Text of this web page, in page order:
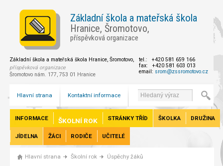
Základní škola a mateřská škola
Hranice, Šromotovo,
příspěvková organizace
Základní škola a mateřská škola Hranice, Šromotovo,
příspěvková organizace
Šromotovo nám. 177, 753 01 Hranice
tel.: +420 581 659 166
fax: +420 581 603 013
email: srom@zssromotovo.cz
Hlavní strana Kontaktní informace
INFORMACE ŠKOLNÍ ROK STRÁNKY TŘÍD ŠKOLKA DRUŽINA
JÍDELNA ŽÁCI RODIČE UČITELÉ
Hlavní strana Školní rok
Úspěchy žáků